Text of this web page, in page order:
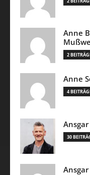
Anne
2
Anne
4
30